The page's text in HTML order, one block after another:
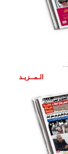
الـمــزيـد